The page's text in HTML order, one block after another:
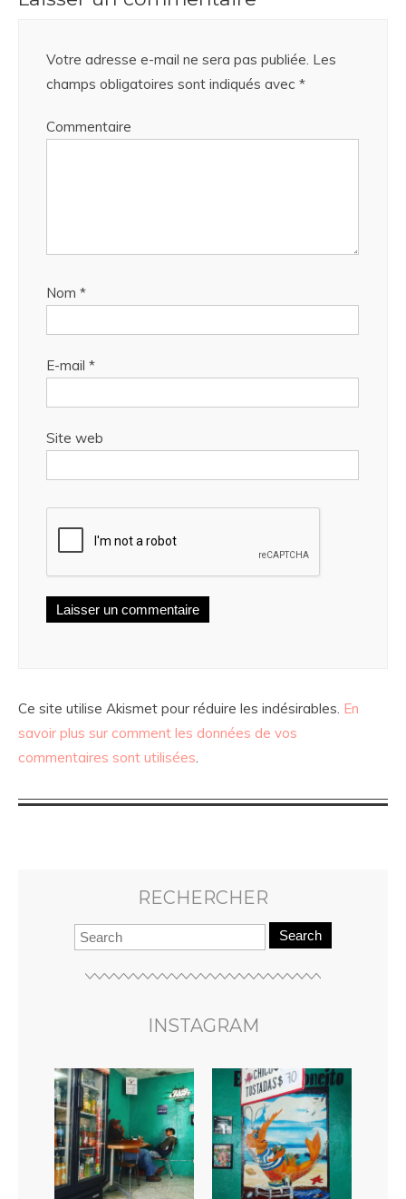
Votre adresse e-mail ne sera pas publiée. Les
champs obligatoires sont indiqués avec *
Commentaire
Nom *
E-mail *
Site web
Ce site utilise Akismet pour réduire les indésirables. En
savoir plus sur comment les données de vos
commentaires sont utilisées.
RECHERCHER
Search
INSTAGRAM